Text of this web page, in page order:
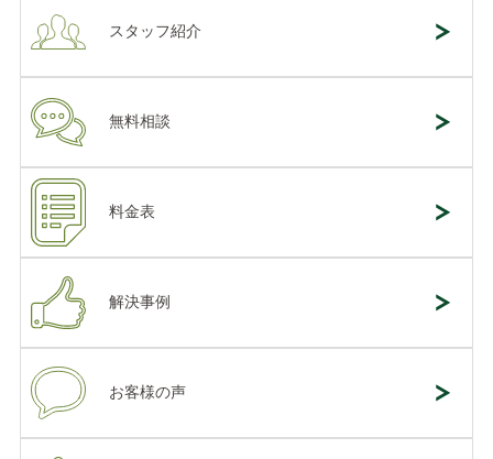
スタッフ紹介
無料相談
料金表
解決事例
お客様の声